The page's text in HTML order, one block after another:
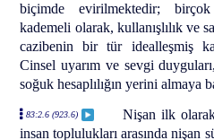
biçimde evirilmektedir;
kademeli olarak, kullanışlılık ve
cazibenin bir tür idealleşmiş
Cinsel uyarım ve sevgi
soğuk hesaplılığın yerini almaya
83:2.6 (923.6)
Nişan ilk
insan toplulukları arasında nişan